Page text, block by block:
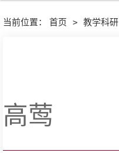
当前位置： 首页 > 教学科研
高莺